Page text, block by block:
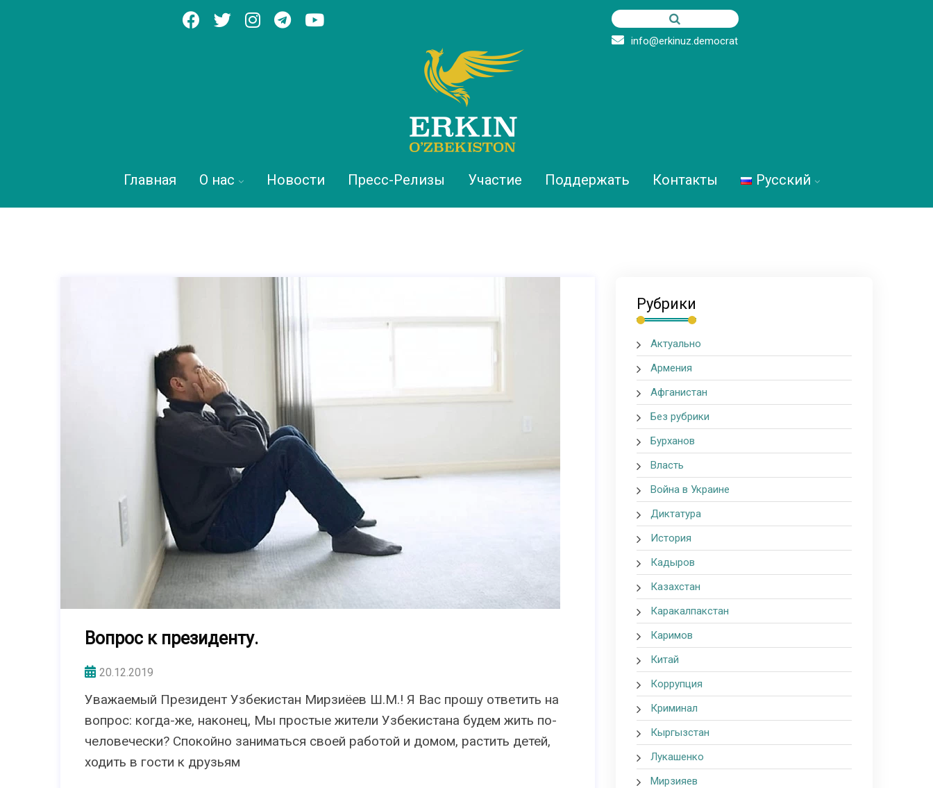
info@erkinuz.democrat
Главная О нас Новости Пресс-Релизы Участие Поддержать Контакты Русский
Вопрос к президенту.
20.12.2019
Уважаемый Президент Узбекистан Мирзиёев Ш.М.! Я Вас прошу ответить на
вопрос: когда-же, наконец, Мы простые жители Узбекистана будем жить по-
человечески? Спокойно заниматься своей работой и домом, растить детей,
ходить в гости к друзьям
Рубрики
Актуально
Армения
Афганистан
Без рубрики
Бурханов
Власть
Война в Украине
Диктатура
История
Кадыров
Казахстан
Каракалпакстан
Каримов
Китай
Коррупция
Криминал
Кыргызстан
Лукашенко
Мирзияев